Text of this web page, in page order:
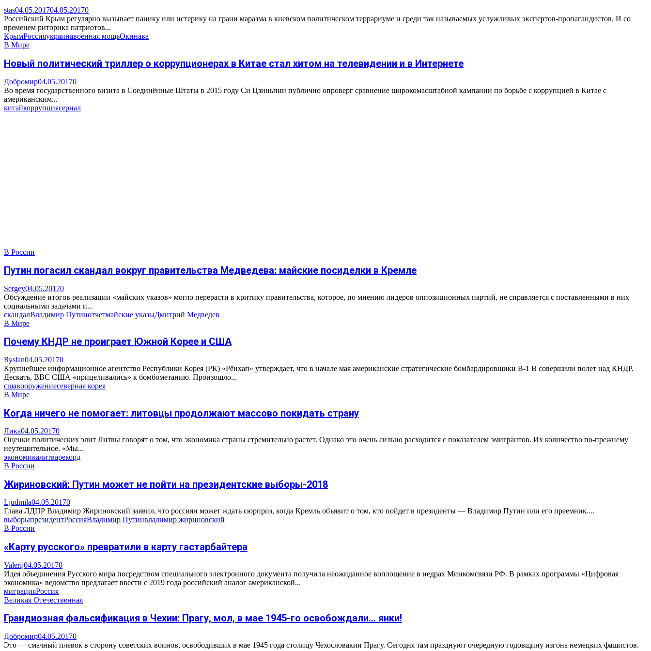
stas04.05.201704.05.20170
Российский Крым регулярно вызывает панику или истерику на грани маразма в киевском политическом террариуме и среди так называемых услужливых экспертов-пропагандистов. И со
временем риторика патриотов...
КрымРоссияукраинавоенная мощьОкинава
В Мире
Новый политический триллер о коррупционерах в Китае стал хитом на телевидении и в Интернете
Добромир04.05.20170
Во время государственного визита в Соединённые Штаты в 2015 году Си Цзиньпин публично опроверг сравнение широкомасштабной кампании по борьбе с коррупцией в Китае с
американским...
китайкоррупциясериал
В России
Путин погасил скандал вокруг правительства Медведева: майские посиделки в Кремле
Sergey04.05.20170
Обсуждение итогов реализации «майских указов» могло перерасти в критику правительства, которое, по мнению лидеров оппозиционных партий, не справляется с поставленными в них
социальными задачами и...
скандалВладимир Путинотчетмайские указыДмитрий Медведев
В Мире
Почему КНДР не проиграет Южной Корее и США
Ryslan04.05.20170
Крупнейшее информационное агентство Республики Корея (РК) «Рёнхап» утверждает, что в начале мая американские стратегические бомбардировщики В-1 В совершили полет над КНДР.
Дескать, ВВС США «прицеливались» к бомбометанию. Произошло...
сшавооружениесеверная корея
В Мире
Когда ничего не помогает: литовцы продолжают массово покидать страну
Лика04.05.20170
Оценки политических элит Литвы говорят о том, что экономика страны стремительно растет. Однако это очень сильно расходится с показателем эмигрантов. Их количество по-прежнему
неутешительное. «Мы...
экономикалитварекорд
В России
Жириновский: Путин может не пойти на президентские выборы-2018
Ljudmila04.05.20170
Глава ЛДПР Владимир Жириновский заявил, что россиян может ждать сюрприз, когда Кремль объявит о том, кто пойдет в президенты — Владимир Путин или его преемник....
выборыпрезидентРоссияВладимир Путинвладимир жириновский
В России
«Карту русского» превратили в карту гастарбайтера
Valerij04.05.20170
Идея объединения Русского мира посредством специального электронного документа получила неожиданное воплощение в недрах Минкомсвязи РФ. В рамках программы «Цифровая
экономика» ведомство предлагает ввести с 2019 года российский аналог американской...
миграцияРоссия
Великая Отечественная
Грандиозная фальсификация в Чехии: Прагу, мол, в мае 1945-го освобождали… янки!
Добромир04.05.20170
Это — смачный плевок в сторону советских воинов, освободивших в мае 1945 года столицу Чехословакии Прагу. Сегодня там празднуют очередную годовщину изгона немецких фашистов.